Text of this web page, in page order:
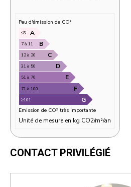
Peu d'émission de CO²
CONTACT PRIVILÉGIÉ